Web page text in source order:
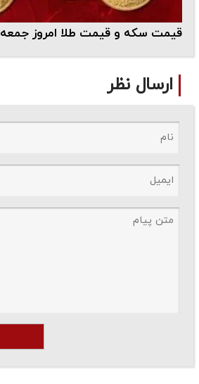
قیمت سکه و قیمت طلا امروز جمعه 8 خرداد + جدول
ارسال نظر